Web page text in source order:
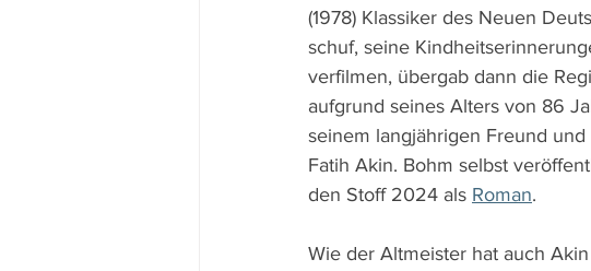
(1978) Klassiker des Neuen
schuf, seine
verfilmen, übergab dann die
aufgrund seines Alters von 86
seinem langjährigen Freund und
Fatih Akin. Bohm selbst
den Stoff 2024 als Roman.
Wie der Altmeister hat auch